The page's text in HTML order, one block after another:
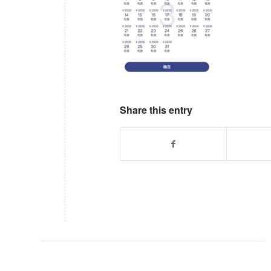
Share this entry